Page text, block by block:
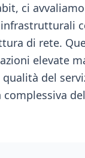
ci
di rete.
elevate
del
complessiva